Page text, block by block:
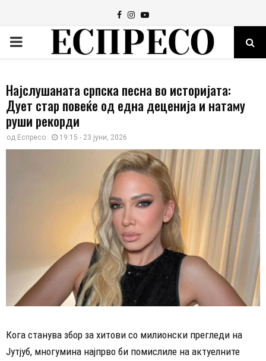
Facebook
Instagram
Youtube
PRIMARY
Најслушаната српска песна во историјата:
Дует стар повеќе од една деценија и натаму
руши рекорди
од Еспресо 19:15 - 23 јуни, 2026
Кога станува збор за хитови со милионски прегледи на
Јутјуб, многумина најпрво би помислиле на актуелните